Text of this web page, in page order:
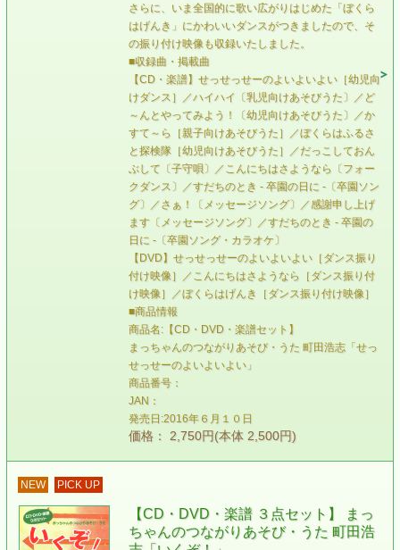
さらに、いま全国的に歌い広がりはじめた「ぼくら
はげんき」にかわいいダンスがつきましたので、そ
の振り付け映像も収録いたしました。
■収録曲・掲載曲
【CD・楽譜】せっせっせーのよいよいよい［幼児向
けダンス］／ハイハイ〔乳児向けあそびうた〕／ど
～んとやってみよう！〔幼児向けあそびうた〕／か
すて～ら［親子向けあそびうた］／ぼくらはふるさ
と探検隊［幼児向けあそびうた］／だっこしておん
ぶして〔子守唄〕／こんにちはさようなら〔フォー
クダンス〕／すだちのとき - 卒園の日に -〔卒園ソン
グ〕／さぁ！〔メッセージソング〕／感謝申し上げ
ます〔メッセージソング〕／すだちのとき - 卒園の
日に -〔卒園ソング・カラオケ〕
【DVD】せっせっせーのよいよいよい［ダンス振り
付け映像］／こんにちはさようなら［ダンス振り付
け映像］／ぼくらはげんき［ダンス振り付け映像］
■商品情報
商品名:【CD・DVD・楽譜セット】
まっちゃんのつながりあそび・うた 町田浩志「せっ
せっせーのよいよいよい」
商品番号：
JAN：
発売日:2016年６月１０日
価格： 2,750円(本体 2,500円)
NEW PICK UP
【CD・DVD・楽譜 ３点セット】 まっ
ちゃんのつながりあそび・うた 町田浩